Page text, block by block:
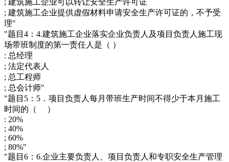
; 建筑施工企业可以转让安全生产许可证
; 建筑施工企业提供虚假材料申请安全生产许可证的，不予受
理"
"题目4：4.建筑施工企业落实企业负责人及项目负责人施工现
场带班制度的第一责任人是（ ）
: 总经理
; 法定代表人
; 总工程师
; 总会计师"
"题目5：5．项目负责人每月带班生产时间不得少于本月施工
时间的（ ）
: 20%
; 40%
; 60%
; 80%"
"题目6：6.企业主要负责人、项目负责人和专职安全生产管理